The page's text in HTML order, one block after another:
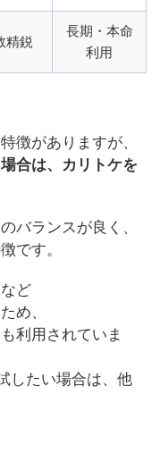
精鋭
長期・本命
利用
徴がありますが、
合は、カリトケを
バランスが良く、
です。
ど
め、
利用されていま
したい場合は、他